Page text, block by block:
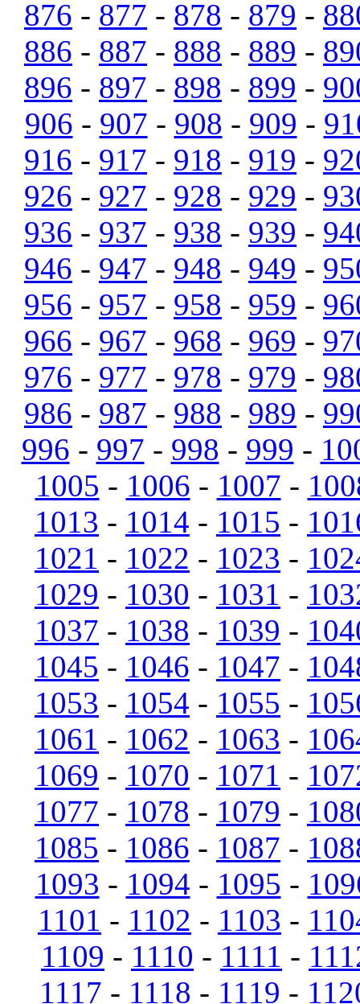
876 - 877 - 878 - 879 -
886 - 887 - 888 - 889 -
896 - 897 - 898 - 899 -
906 - 907 - 908 - 909 -
916 - 917 - 918 - 919 -
926 - 927 - 928 - 929 -
936 - 937 - 938 - 939 -
946 - 947 - 948 - 949 -
956 - 957 - 958 - 959 -
966 - 967 - 968 - 969 -
976 - 977 - 978 - 979 -
986 - 987 - 988 - 989 -
996 - 997 - 998 - 999 -
1005 - 1006 - 1007 -
1013 - 1014 - 1015 -
1021 - 1022 - 1023 -
1029 - 1030 - 1031 -
1037 - 1038 - 1039 -
1045 - 1046 - 1047 -
1053 - 1054 - 1055 -
1061 - 1062 - 1063 -
1069 - 1070 - 1071 -
1077 - 1078 - 1079 -
1085 - 1086 - 1087 -
1093 - 1094 - 1095 -
1101 - 1102 - 1103 -
1109 - 1110 - 1111 -
1117 - 1118 - 1119 -